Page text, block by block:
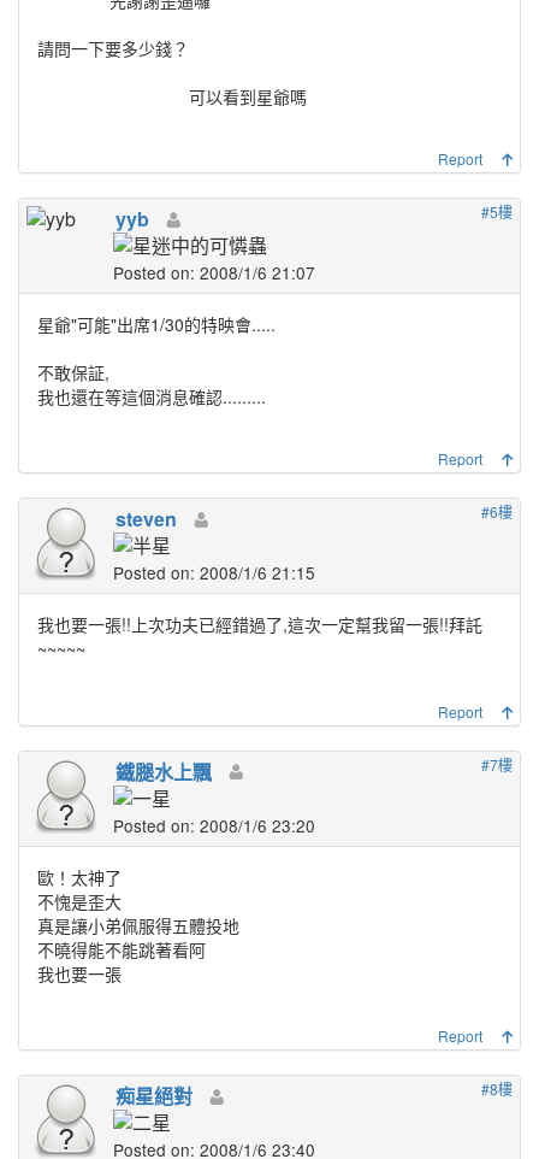
請問一下要多少錢？
可以看到星爺嗎
Report
#5樓
yyb
Posted on: 2008/1/6 21:07
星爺"可能"出席1/30的特映會.....
不敢保証,
我也還在等這個消息確認.........
Report
#6樓
steven
Posted on: 2008/1/6 21:15
我也要一張!!上次功夫已經錯過了,這次一定幫我留一張!!拜託
~~~~~
Report
#7樓
鐵腿水上飄
Posted on: 2008/1/6 23:20
歐！太神了
不愧是歪大
真是讓小弟佩服得五體投地
不曉得能不能跳著看阿
我也要一張
Report
#8樓
痴星絕對
Posted on: 2008/1/6 23:40